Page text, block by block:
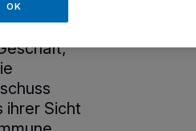
ihrer Sicht
OK